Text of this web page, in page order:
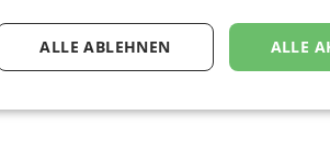
ALLE
ALLE ABLEHNEN